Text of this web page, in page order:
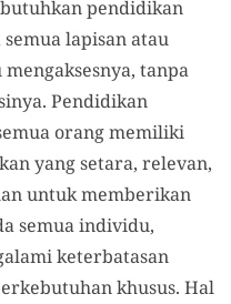
pendidikan
lapisan atau
tanpa
Pendidikan
orang memiliki
yang setara, relevan,
untuk memberikan
semua individu,
keterbatasan
khusus. Hal